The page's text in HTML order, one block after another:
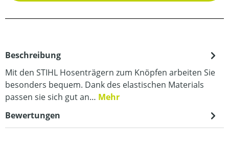
Beschreibung
Mit den STIHL Hosenträgern zum Knöpfen arbeiten Sie
besonders bequem. Dank des elastischen Materials
passen sie sich gut an… Mehr
Bewertungen